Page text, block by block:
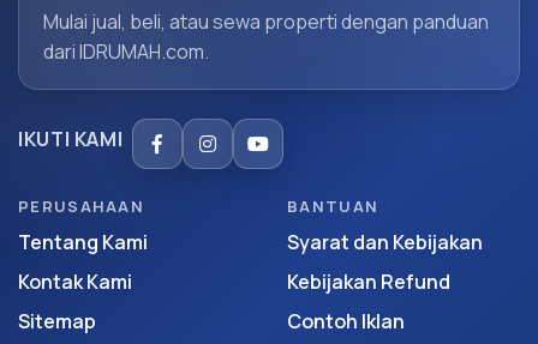
Mulai jual, beli, atau sewa properti dengan panduan
dari IDRUMAH.com.
IKUTI KAMI
PERUSAHAAN
Tentang Kami
Kontak Kami
Sitemap
BANTUAN
Syarat dan Kebijakan
Kebijakan Refund
Contoh Iklan